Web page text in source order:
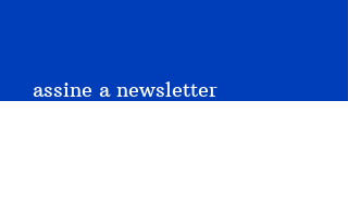
assine a newsletter